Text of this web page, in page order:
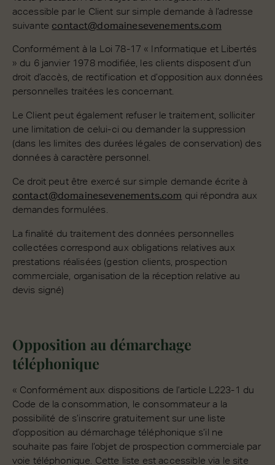
accessible par le Client sur simple demande à l’adresse
suivante contact@domainesevenements.com
Conformément à la Loi 78-17 « Informatique et Libertés
» du 6 janvier 1978 modifiée, les clients disposent d’un
droit d’accès, de rectification et d’opposition aux données
personnelles traitées les concernant.
Le Client peut également refuser le traitement, solliciter
une limitation de celui-ci ou demander la suppression
(dans les limites des durées légales de conservation) des
données à caractère personnel.
Ce droit peut être exercé sur simple demande écrite à
contact@domainesevenements.com qui répondra aux
demandes formulées.
La finalité du traitement des données personnelles
collectées correspond aux obligations relatives aux
prestations réalisées (gestion clients, prospection
commerciale, organisation de la réception relative au
devis signé)
Opposition au démarchage
téléphonique
« Conformément aux dispositions de l’article L223-1 du
Code de la consommation, le consommateur a la
possibilité de s’inscrire gratuitement sur une liste
d’opposition au démarchage téléphonique s’il ne
souhaite pas faire l’objet de prospection commerciale par
voie téléphonique. Cette liste est accessible via le site